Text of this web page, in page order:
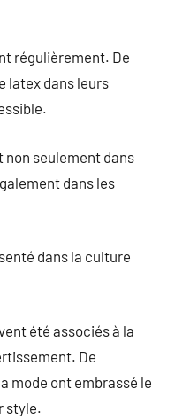
régulièrement. De
latex dans leurs
seulement dans
dans les
dans la culture
été associés à la
De
mode ont embrassé le
style.